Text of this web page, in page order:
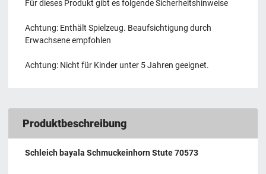
Für dieses Produkt gibt es folgende Sicherheitshinweise
Achtung: Enthält Spielzeug. Beaufsichtigung durch
Erwachsene empfohlen
Achtung: Nicht für Kinder unter 5 Jahren geeignet.
Produktbeschreibung
Schleich bayala Schmuckeinhorn Stute 70573